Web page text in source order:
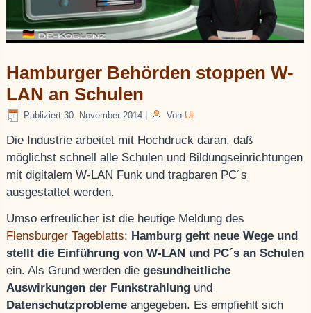
Hamburger Behörden stoppen W-
LAN an Schulen
Publiziert 30. November 2014 Von Uli
Die Industrie arbeitet mit Hochdruck daran, daß
möglichst schnell alle Schulen und Bildungseinrichtungen
mit digitalem W-LAN Funk und tragbaren PC´s
ausgestattet werden.
Umso erfreulicher ist die heutige Meldung des
Flensburger Tageblatts: Hamburg geht neue Wege und
stellt die Einführung von W-LAN und PC´s an Schulen
ein. Als Grund werden diegesundheitliche
Auswirkungen der Funkstrahlung und
Datenschutzprobleme angegeben. Es empfiehlt sich